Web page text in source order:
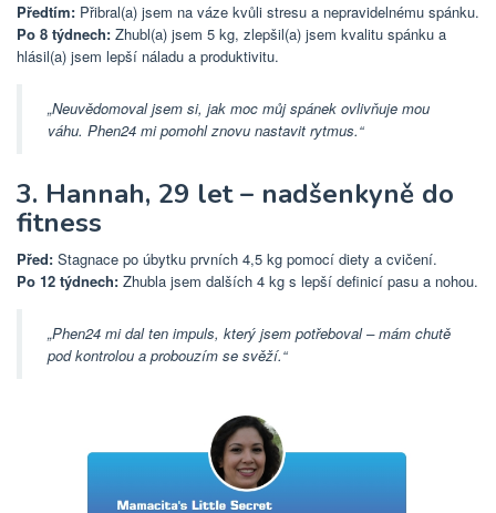
Předtím: Přibral(a) jsem na váze kvůli stresu a nepravidelnému spánku.
Po 8 týdnech: Zhubl(a) jsem 5 kg, zlepšil(a) jsem kvalitu spánku a
hlásil(a) jsem lepší náladu a produktivitu.
„Neuvědomoval jsem si, jak moc můj spánek ovlivňuje mou
váhu. Phen24 mi pomohl znovu nastavit rytmus.“
3. Hannah, 29 let – nadšenkyně do
fitness
Před: Stagnace po úbytku prvních 4,5 kg pomocí diety a cvičení.
Po 12 týdnech: Zhubla jsem dalších 4 kg s lepší definicí pasu a nohou.
„Phen24 mi dal ten impuls, který jsem potřeboval – mám chutě
pod kontrolou a probouzím se svěží.“